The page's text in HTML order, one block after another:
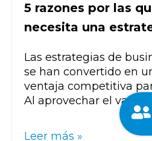
5 razones por las
necesita una
Las estrategias de
se han convertido en
ventaja competitiva
Al aprovechar el valor de
Leer más »